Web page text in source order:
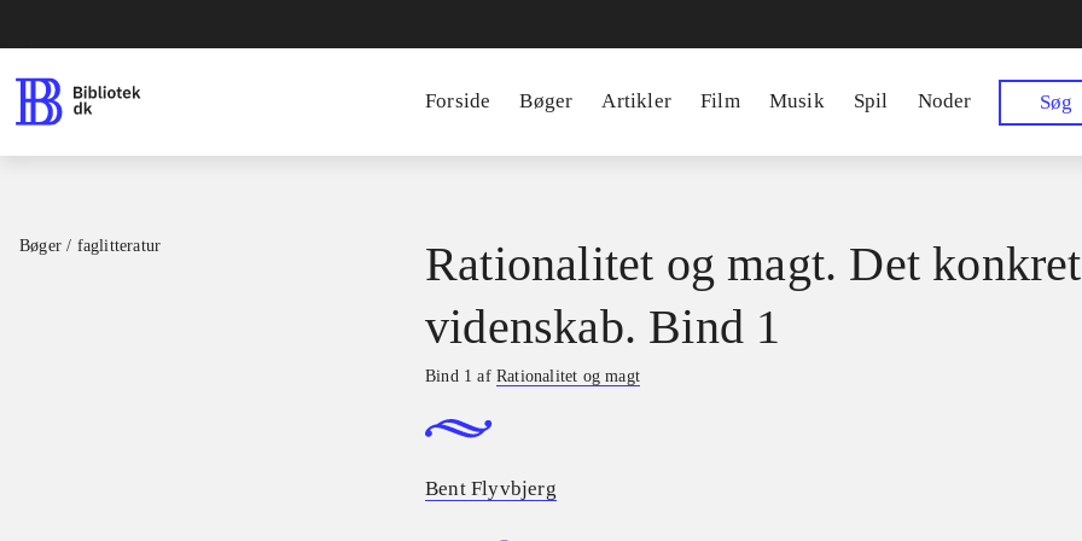
Forside Bøger Artikler Film Musik Spil Noder Søg
Bøger / faglitteratur
Rationalitet og magt. Det
videnskab. Bind 1
Bind 1 afRationalitet og magt
Bent Flyvbjerg